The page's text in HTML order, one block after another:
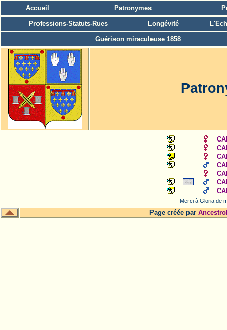
Accueil Patronymes
Professions-Statuts-Rues Longévité
Guérison miraculeuse 1858
Merci à Gloria de
Page créée par